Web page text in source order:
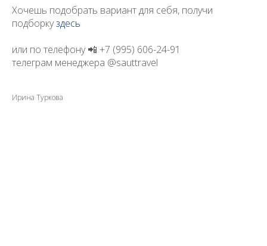
Хочешь подобрать вариант для себя, получи
подборкуздесь
или по телефону 📲 +7 (995) 606-24-91
телеграм менеджера @sauttravel
Ирина Туркова